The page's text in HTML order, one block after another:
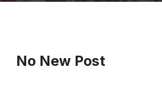
No New Post